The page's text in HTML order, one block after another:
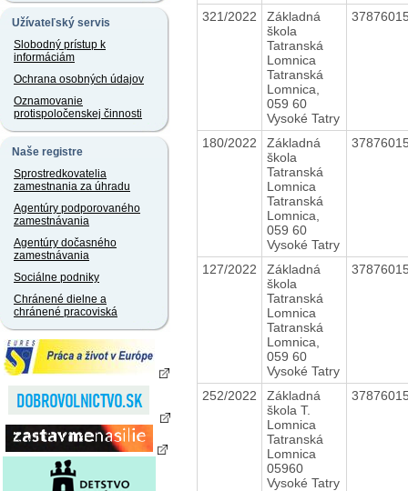
Užívateľský servis
Slobodný prístup k
informáciám
Ochrana osobných údajov
Oznamovanie
protispoločenskej činnosti
Naše registre
Sprostredkovatelia
zamestnania za úhradu
Agentúry podporovaného
zamestnávania
Agentúry dočasného
zamestnávania
Sociálne podniky
Chránené dielne a
chránené pracoviská
321/2022
Základná
škola
Tatranská
Lomnica
Tatranská
Lomnica,
059 60
Vysoké Tatry
180/2022
Základná
škola
Tatranská
Lomnica
Tatranská
Lomnica,
059 60
Vysoké Tatry
127/2022
Základná
škola
Tatranská
Lomnica
Tatranská
Lomnica,
059 60
Vysoké Tatry
252/2022
Základná
škola T.
Lomnica
Tatranská
Lomnica
05960
Vysoké Tatry